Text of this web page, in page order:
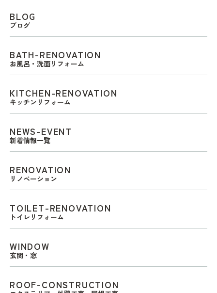
BLOG
ブログ
BATH-RENOVATION
お風呂・洗面リフォーム
KITCHEN-RENOVATION
キッチンリフォーム
NEWS-EVENT
新着情報一覧
RENOVATION
リノベーション
TOILET-RENOVATION
トイレリフォーム
WINDOW
玄関・窓
ROOF-CONSTRUCTION